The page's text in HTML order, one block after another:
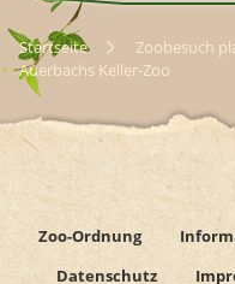
Startseite Zoobesuch
Auerbachs Keller-Zoo
Zoo-Ordnung
Datenschutz